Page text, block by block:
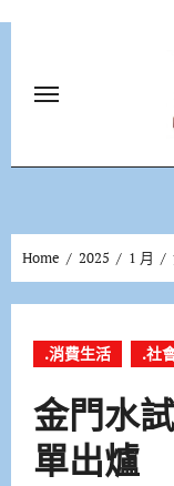
Home 2025 1 月
.消費生活 .社
金門水
單出爐